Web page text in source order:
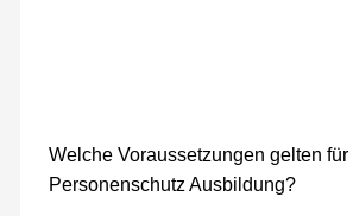
Welche Voraussetzungen gelten für
Personenschutz Ausbildung?